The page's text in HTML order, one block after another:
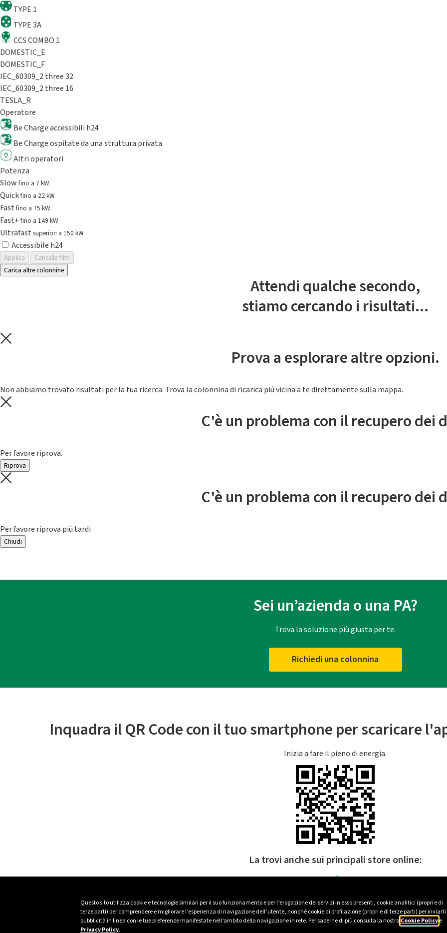
Questo sito utilizza cookie e tecnologie similari per il suo funzionamento e per l’erogazione dei servizi in esso presenti, cookie analitici (propri e di
terze parti) per comprendere e migliorare l’esperienza di navigazione dell’utente, nonché cookie di profilazione (propri e di terze parti) per inviarti
pubblicità in linea con le tue preferenze manifestate nell’ambito della navigazione in rete. Per saperne di più consulta la nostra Cookie Policye
Privacy Policy.
TYPE 1
TYPE 3A
CCS COMBO 1
DOMESTIC_E
DOMESTIC_F
IEC_60309_2 three 32
IEC_60309_2 three 16
TESLA_R
Operatore
Be Charge accessibili h24
Be Charge ospitate da una struttura privata
Altri operatori
Potenza
Slowfino a 7 kW
Quickfino a 22 kW
Fastfino a 75 kW
Fast+fino a 149 kW
Ultrafast superiori a 150 kW
Accessibile h24
Applica
Cancella filtri
Carica altre colonnine
Attendi qualche secondo,
stiamo cercando i risultati...
Prova a esplorare altre opzioni.
Non abbiamo trovato risultati per la tua ricerca. Trova la colonnina di ricarica piú vicina a te direttamente sulla mappa.
C'è un problema con il recupero dei
Per favore riprova.
Riprova
C'è un problema con il recupero dei
Per favore riprova piú tardi
Chiudi
Sei un’azienda o una PA?
Trova la soluzione più giusta per te.
Richiedi una colonnina
Inquadra il QR Code con il tuo smartphone per scaricare
Inizia a fare il pieno di energia.
La trovi anche sui principali store online: